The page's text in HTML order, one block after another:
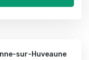
sur-Huveaune